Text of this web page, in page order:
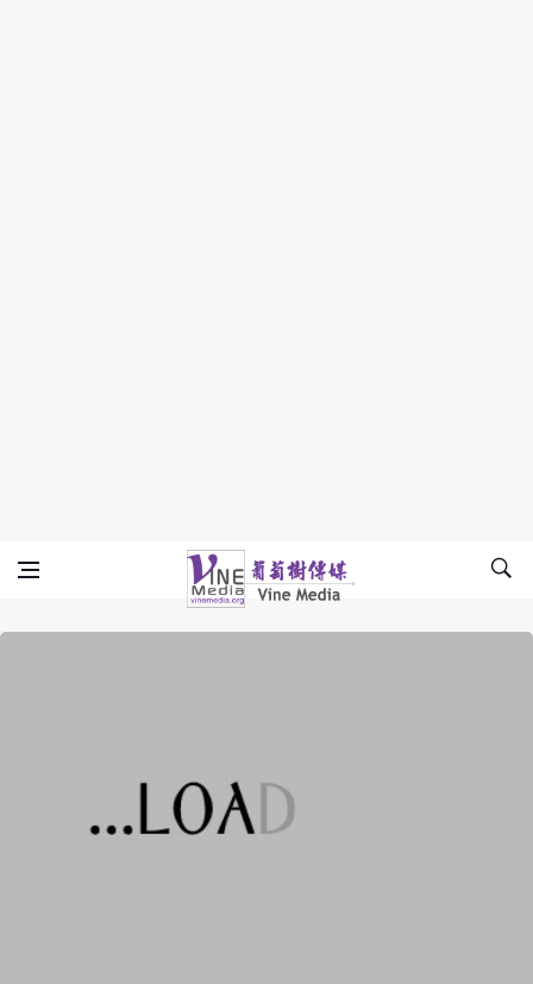
Vine Media
葡萄樹傳媒